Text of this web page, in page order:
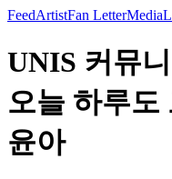
FeedArtistFan LetterMedia
UNIS 커뮤
오늘 하루도
윤아